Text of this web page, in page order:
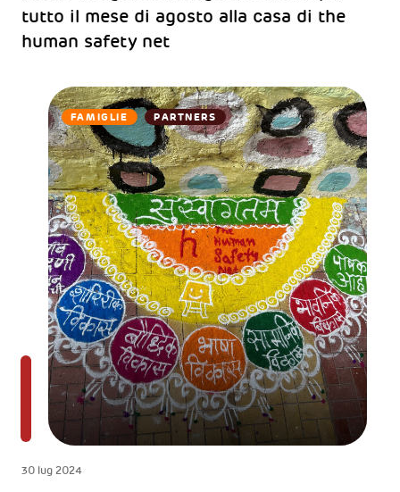
tutto il mese di agosto alla casa di the
human safety net
FAMIGLIE PARTNERS
30 lug 2024